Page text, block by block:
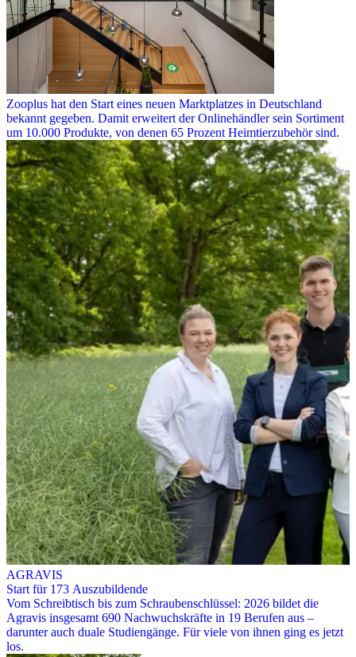
Zooplus hat den Start eines neuen Marktplatzes in Deutschland
bekannt gegeben. Damit erweitert der Onlinehändler sein Sortiment
um 10.000 Produkte, von denen 65 Prozent Heimtierzubehör sind.
AGRAVIS
Start für 173 Auszubildende
Vom Schreibtisch bis zum Schraubenschlüssel: 2026 bildet die
Agravis insgesamt 690 Nachwuchskräfte in 19 Berufen aus –
darunter auch duale Studiengänge. Für viele von ihnen ging es jetzt
los.